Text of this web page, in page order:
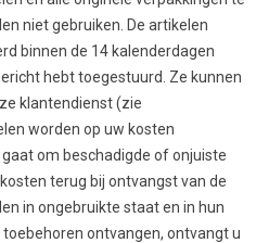
niet gebruiken. De artikelen
binnen de 14 kalenderdagen
hebt toegestuurd. Ze kunnen
klantendienst (zie
worden op uw kosten
om beschadigde of onjuiste
terug bij ontvangst van de
in ongebruikte staat en in hun
ontvangen, ontvangt u